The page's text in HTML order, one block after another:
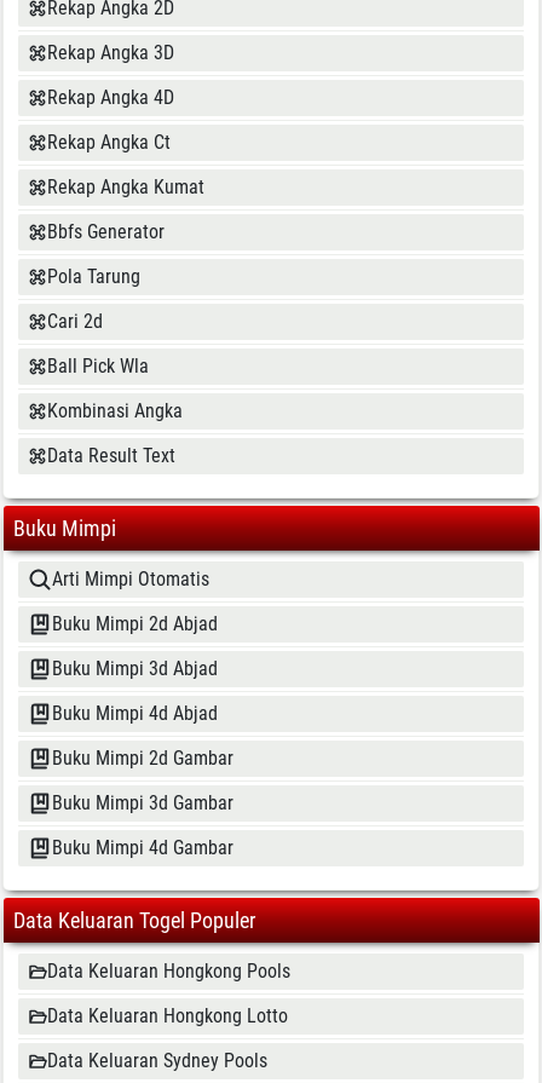
Rekap Angka 2D
Rekap Angka 3D
Rekap Angka 4D
Rekap Angka Ct
Rekap Angka Kumat
Bbfs Generator
Pola Tarung
Cari 2d
Ball Pick Wla
Kombinasi Angka
Data Result Text
Buku Mimpi
Arti Mimpi Otomatis
Buku Mimpi 2d Abjad
Buku Mimpi 3d Abjad
Buku Mimpi 4d Abjad
Buku Mimpi 2d Gambar
Buku Mimpi 3d Gambar
Buku Mimpi 4d Gambar
Data Keluaran Togel Populer
Data Keluaran Hongkong Pools
Data Keluaran Hongkong Lotto
Data Keluaran Sydney Pools